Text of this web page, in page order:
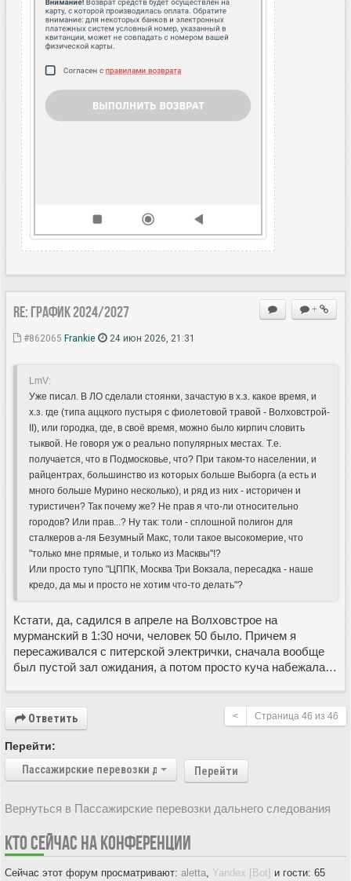
+
Re: ГРАФИК 2024/2027
#862065 Frankie 24 июн 2026, 21:31
LmV:
Уже писал. В ЛО сделали стоянки, зачастую в х.з. какое время, и
х.з. где (типа аццкого пустыря с фиолетовой травой - Волховстрой-
II), или городка, где, в своё время, можно было кирпич словить
тыквой. Не говоря уж о реально популярных местах. Т.е.
получается, что в Подмосковье, что? При таком-то населении, и
райцентрах, большинство из которых больше Выборга (а есть и
много больше Мурино несколько), и ряд из них - историчен и
туристичен? Так почему же? Не прав я что-ли относительно
городов? Или прав...? Ну так: толи - сплошной полигон для
сталкеров а-ля Безумный Макс, толи такое высокомерие, что
"только мне прямые, и только из Масквы"!?
Или просто тупо "ЦППК, Москва Три Вокзала, пересадка - наше
кредо, да мы и просто не хотим что-то делать"?
Кстати, да, садился в апреле на Волховстрое на
мурманский в 1:30 ночи, человек 50 было. Причем я
пересаживался с питерской электрички, сначала вообще
был пустой зал ожидания, а потом просто куча набежала…
Ответить < Страница 46 из 46
Перейти:
Пассажирские перевозки дальнего следования
Перейти
Вернуться в Пассажирские перевозки дальнего следования
КТО СЕЙЧАС НА КОНФЕРЕНЦИИ
Сейчас этот форум просматривают: aletta Yandex [Bot] и гости: 65